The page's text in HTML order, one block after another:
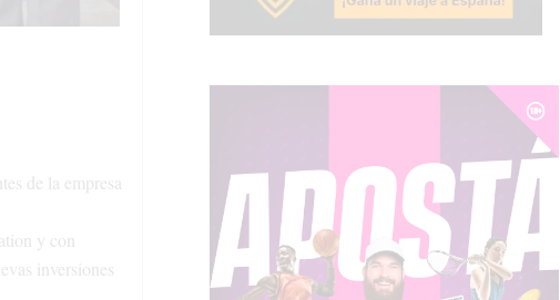
de la empresa
y con
inversiones